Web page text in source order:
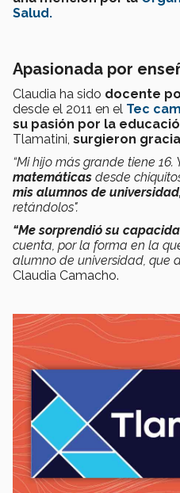
Salud.
Apasionada por
Claudia ha sido docente
desde el 2011 en el Tec
su pasión por la
Tlamatini, surgieron
“Mi hijo más grande tiene 16.
matemáticas desde
mis alumnos de
retándolos".
“Me sorprendió su
cuenta, por la forma en la
alumno de universidad, que
Claudia Camacho.